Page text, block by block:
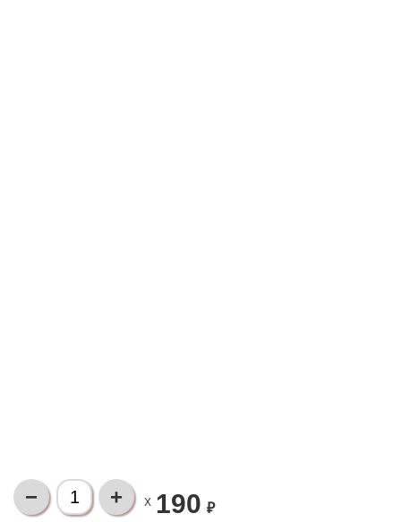
X 190 ₽